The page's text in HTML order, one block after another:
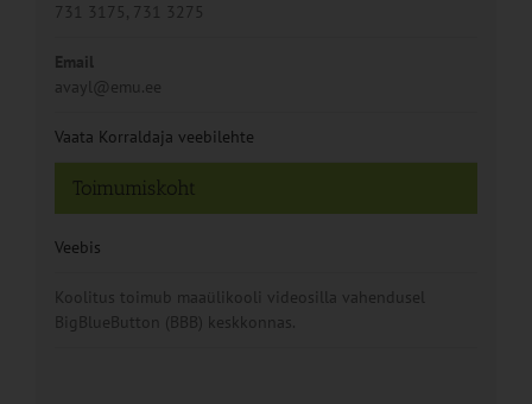
Toimumiskoht
Veebis
Koolitus toimub maaülikooli videosilla vahendusel
BigBlueButton (BBB) keskkonnas.
731 3175, 731 3275
Email
avayl@emu.ee
Vaata Korraldaja veebilehte